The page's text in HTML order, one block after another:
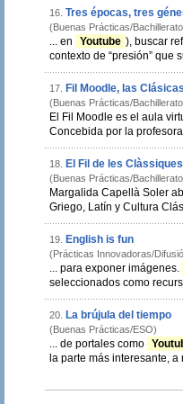
16. Tres épocas, tres
(Buenas Prácticas/
... en Youtube ), buscar
contexto de “presión” que
17. Fil Moodle, las
(Buenas Prácticas/
El Fil Moodle es el aula
Concebida por la
18. El Fil de les
(Buenas Prácticas/
Margalida Capellà Soler
Griego, Latín y Cultura
19. English is fun
(Prácticas Innovadoras/
... para exponer imágenes.
20. La brújula del tiempo
(Buenas Prácticas/ESO)
... de portales como
la parte más interesante,